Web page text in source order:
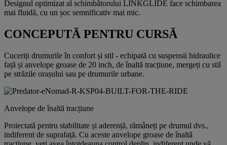
Designul optimizat al schimbătorului LINKGLIDE face schimbarea
mai fluidă, cu un șoc semnificativ mai mic.
CONCEPUTĂ PENTRU CURSĂ
Cuceriți drumurile în confort și stil - echipată cu suspensii hidraulice
față și anvelope groase de 20 inch, de înaltă tracțiune, mergeți cu stil
pe străzile orașului sau pe drumurile urbane.
Anvelope de înaltă tracțiune
Proiectată pentru stabilitate și aderență, rămâneți pe drumul dvs.,
indiferent de suprafață. Cu aceste anvelope groase de înaltă